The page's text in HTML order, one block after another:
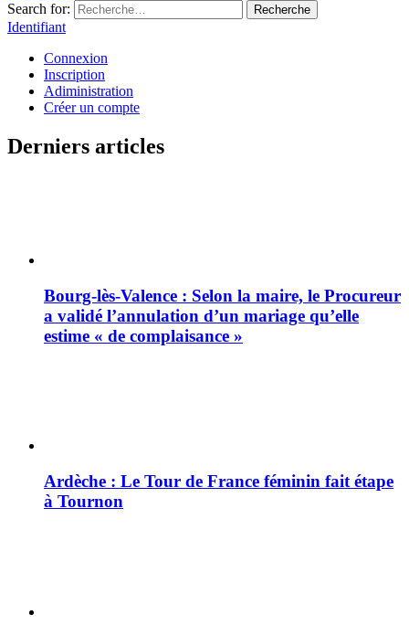
Search for:
Recherche
Identifiant
Connexion
Inscription
Adiministration
Créer un compte
Derniers articles
Bourg-lès-Valence : Selon la maire, le Procureur
a validé l’annulation d’un mariage qu’elle
estime « de complaisance »
Ardèche : Le Tour de France féminin fait étape
à Tournon